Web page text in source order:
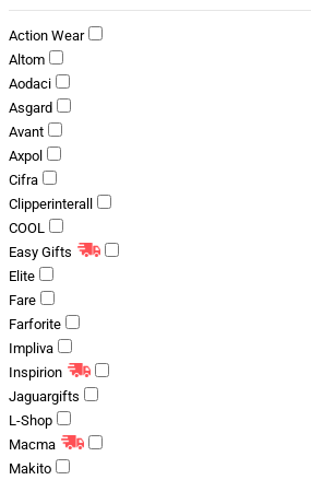
Action Wear
Altom
Aodaci
Asgard
Avant
Axpol
Cifra
Clipperinterall
COOL
Easy Gifts
Elite
Fare
Farforite
Impliva
Inspirion
Jaguargifts
L-Shop
Macma
Makito